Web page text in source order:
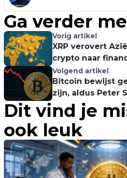
Ga verder
Vorig artikel
XRP verovert
crypto naar
Volgend artikel
Bitcoin bewijst
zijn, aldus Peter
Dit vind je
ook leuk